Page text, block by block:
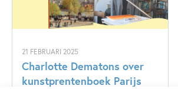
21 FEBRUARI 2025
Charlotte Dematons over
kunstprentenboek Parijs